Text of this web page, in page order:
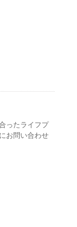
ったライフプ
お問い合わせ